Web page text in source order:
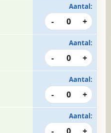
Aantal:
- 0 +
Aantal:
- 0 +
Aantal:
- 0 +
Aantal: